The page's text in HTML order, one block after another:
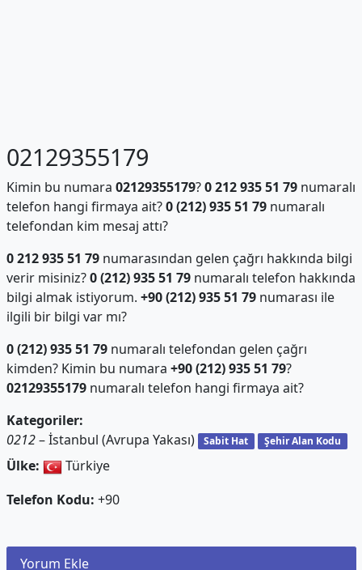
02129355179
Kimin bu numara 02129355179?0 212 935 51 79numaralı
telefon hangi firmaya ait?0 (212) 935 51 79numaralı
telefondan kim mesaj attı?
0 212 935 51 79numarasından gelen çağrı hakkında bilgi
verir misiniz?0 (212) 935 51 79numaralı telefon hakkında
bilgi almak istiyorum. +90 (212) 935 51 79numarası ile
ilgili bir bilgi var mı?
0 (212) 935 51 79numaralı telefondan gelen çağrı
kimden? Kimin bu numara +90 (212) 935 51 79?
02129355179numaralı telefon hangi firmaya ait?
Kategoriler:
0212– İstanbul (Avrupa Yakası) Sabit Hat Şehir Alan Kodu
Ülke:
Türkiye
Telefon Kodu: +90
Yorum Ekle